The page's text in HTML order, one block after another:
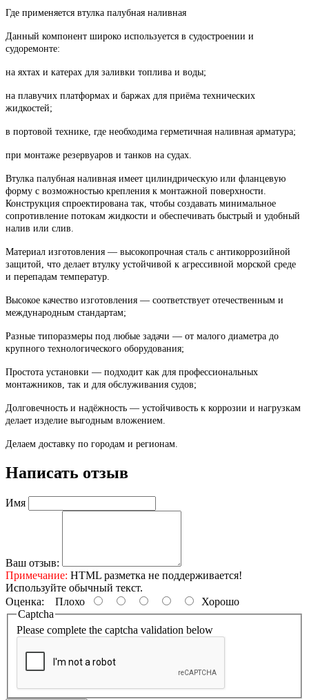
Где применяется втулка палубная наливная
Данный компонент широко используется в судостроении и
судоремонте:
на яхтах и катерах для заливки топлива и воды;
на плавучих платформах и баржах для приёма технических
жидкостей;
в портовой технике, где необходима герметичная наливная арматура;
при монтаже резервуаров и танков на судах.
Втулка палубная наливная имеет цилиндрическую или фланцевую
форму с возможностью крепления к монтажной поверхности.
Конструкция спроектирована так, чтобы создавать минимальное
сопротивление потокам жидкости и обеспечивать быстрый и удобный
налив или слив.
Материал изготовления — высокопрочная сталь с антикоррозийной
защитой, что делает втулку устойчивой к агрессивной морской среде
и перепадам температур.
Высокое качество изготовления — соответствует отечественным и
международным стандартам;
Разные типоразмеры под любые задачи — от малого диаметра до
крупного технологического оборудования;
Простота установки — подходит как для профессиональных
монтажников, так и для обслуживания судов;
Долговечность и надёжность — устойчивость к коррозии и нагрузкам
делает изделие выгодным вложением.
Делаем доставку по городам и регионам.
Написать отзыв
Имя
Ваш отзыв:
Примечание: HTML разметка не поддерживается!
Используйте обычный текст.
Оценка: Плохо
Хорошо
Captcha
Please complete the captcha validation below